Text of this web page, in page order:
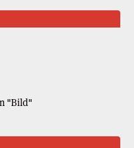
"Bild"